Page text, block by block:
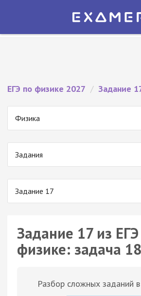
Экзамер — ЕГЭ 2027
ЕГЭ по физике 2027 / Задание
Физика
Задания
Задание 17
Задание 17 из
физике: задача 18
Разбор сложных заданий в